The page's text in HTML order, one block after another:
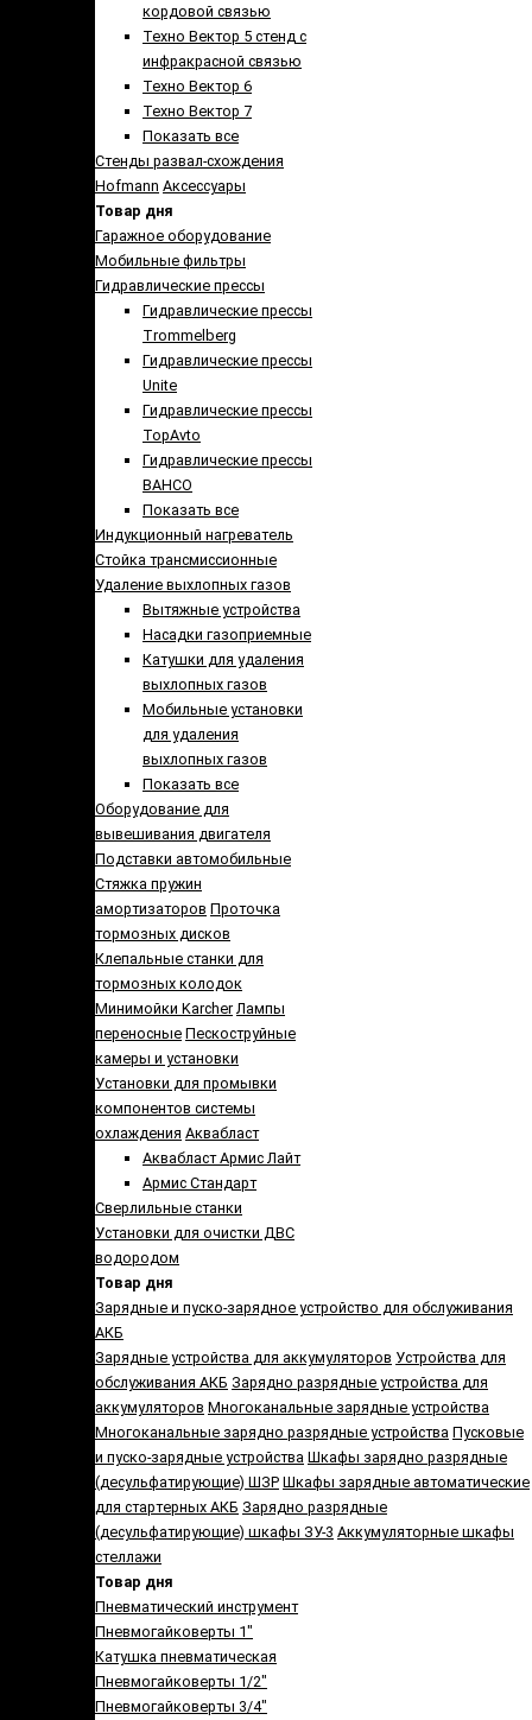
кордовой связью
Техно Вектор 5 стенд с
инфракрасной связью
Техно Вектор 6
Техно Вектор 7
Показать все
Стенды развал-схождения
Hofmann Аксеcсуары
Товар дня
Гаражное оборудование
Мобильные фильтры
Гидравлические прессы
Гидравлические прессы
Trommelberg
Гидравлические прессы
Unite
Гидравлические прессы
TopAvto
Гидравлические прессы
BAHCO
Показать все
Индукционный нагреватель
Стойка трансмиссионные
Удаление выхлопных газов
Вытяжные устройства
Насадки газоприемные
Катушки для удаления
выхлопных газов
Мобильные установки
для удаления
выхлопных газов
Показать все
Оборудование для
вывешивания двигателя
Подставки автомобильные
Стяжка пружин
амортизаторов Проточка
тормозных дисков
Клепальные станки для
тормозных колодок
Минимойки Karcher Лампы
переносные Пескоструйные
камеры и установки
Установки для промывки
компонентов системы
охлаждения Аквабласт
Аквабласт Армис Лайт
Армис Стандарт
Сверлильные станки
Установки для очистки ДВС
водородом
Товар дня
Зарядные и пуско-зарядное устройство для обслуживания
АКБ
Зарядные устройства для аккумуляторов Устройства для
обслуживания АКБ Зарядно разрядные устройства для
аккумуляторов Многоканальные зарядные устройства
Многоканальные зарядно разрядные устройства Пусковые
и пуско-зарядные устройства Шкафы зарядно разрядные
(десульфатирующие) ШЗР Шкафы зарядные автоматические
для стартерных АКБ Зарядно разрядные
(десульфатирующие) шкафы ЗУ-3 Аккумуляторные шкафы
стеллажи
Товар дня
Пневматический инструмент
Пневмогайковерты 1"
Катушка пневматическая
Пневмогайковерты 1/2"
Пневмогайковерты 3/4"